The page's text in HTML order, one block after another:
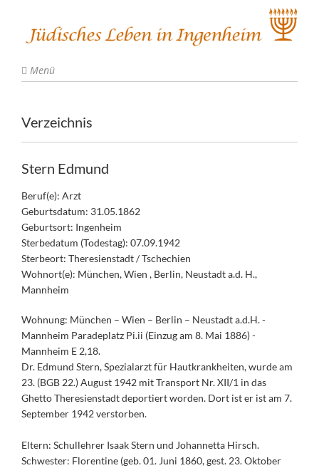
Menü
Verzeichnis
Stern Edmund
Beruf(e): Arzt
Geburtsdatum: 31.05.1862
Geburtsort: Ingenheim
Sterbedatum (Todestag): 07.09.1942
Sterbeort: Theresienstadt / Tschechien
Wohnort(e): München, Wien , Berlin, Neustadt a.d. H.,
Mannheim
Wohnung: München – Wien – Berlin – Neustadt a.d.H. -
Mannheim Paradeplatz Pi.ii (Einzug am 8. Mai 1886) -
Mannheim E 2,18.
Dr. Edmund Stern, Spezialarzt für Hautkrankheiten, wurde am
23. (BGB 22.) August 1942 mit Transport Nr. XII/1 in das
Ghetto Theresienstadt deportiert worden. Dort ist er ist am 7.
September 1942 verstorben.
Eltern: Schullehrer Isaak Stern und Johannetta Hirsch.
Schwester: Florentine (geb. 01. Juni 1860, gest. 23. Oktober